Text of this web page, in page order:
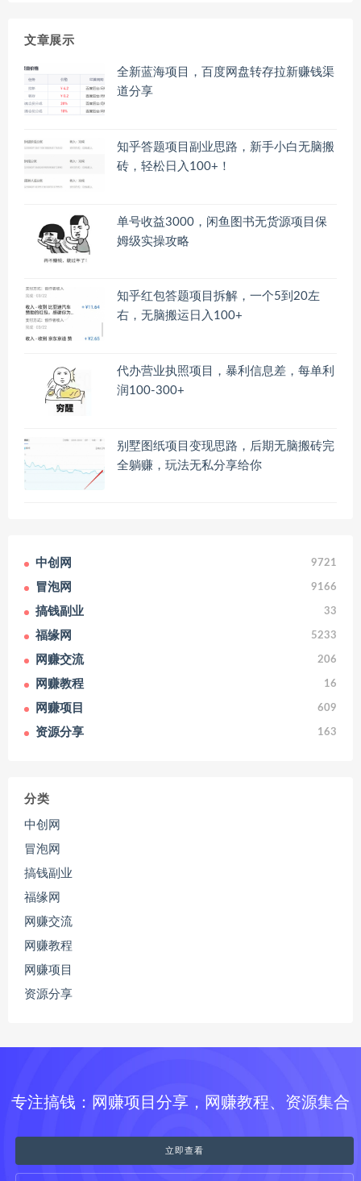
文章展示
全新蓝海项目，百度网盘转存拉新赚钱渠
道分享
知乎答题项目副业思路，新手小白无脑搬
砖，轻松日入100+！
单号收益3000，闲鱼图书无货源项目保
姆级实操攻略
知乎红包答题项目拆解，一个5到20左
右，无脑搬运日入100+
代办营业执照项目，暴利信息差，每单利
润100-300+
别墅图纸项目变现思路，后期无脑搬砖完
全躺赚，玩法无私分享给你
中创网 9721
冒泡网 9166
搞钱副业 33
福缘网 5233
网赚交流 206
网赚教程 16
网赚项目 609
资源分享 163
分类
中创网
冒泡网
搞钱副业
福缘网
网赚交流
网赚教程
网赚项目
资源分享
专注搞钱：网赚项目分享，网赚教程、资源集合
立即查看